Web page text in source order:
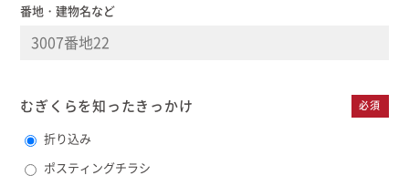
番地・建物名など
むぎくらを知ったきっかけ 必須
折り込み
ポスティングチラシ